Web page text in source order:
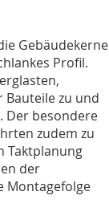
Gebäudekerne
Profil.
zu und
Der besondere
zudem zu
Taktplanung
der
Montagefolge